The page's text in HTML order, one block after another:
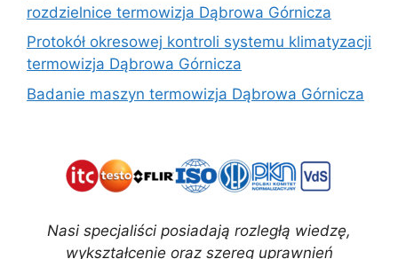
rozdzielnice termowizja Dąbrowa Górnicza
Protokół okresowej kontroli systemu klimatyzacji
termowizja Dąbrowa Górnicza
Badanie maszyn termowizja Dąbrowa Górnicza
Nasi specjaliści posiadają rozległą wiedzę,
wykształcenie oraz szereg uprawnień